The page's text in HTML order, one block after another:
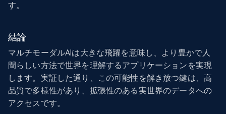
す。
結論
マルチモーダルAIは大きな飛躍を意味し、より豊かで人
間らしい方法で世界を理解するアプリケーションを実現
します。実証した通り、この可能性を解き放つ鍵は、高
品質で多様性があり、拡張性のある実世界のデータへの
アクセスです。